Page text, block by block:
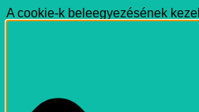
A cookie-k beleegyezésének